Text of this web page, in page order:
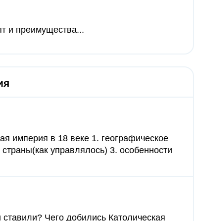
и преимущества...
империя в 18 веке 1. географическое
управлялось) 3. особенности
Чего добились Католическая